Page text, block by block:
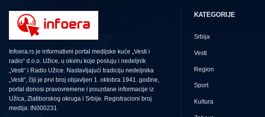
Infoera.rs je informativni portal medijske kuće „Vesti i
radio“ d.o.o. Užice, u okviru koje posluju i nedeljnik
„Vesti“ i Radio Užice. Nastavljajući tradiciju nedeljnika
„Vesti“, čiji je prvi broj objavljen 1. oktobra 1941. godine,
portal donosi pravovremene i pouzdane informacije iz
Užica, Zlatiborskog okruga i Srbije. Registracioni broj
medija: IN000231
KATEGORIJE
Srbija
Vesti
Region
Sport
Kultura